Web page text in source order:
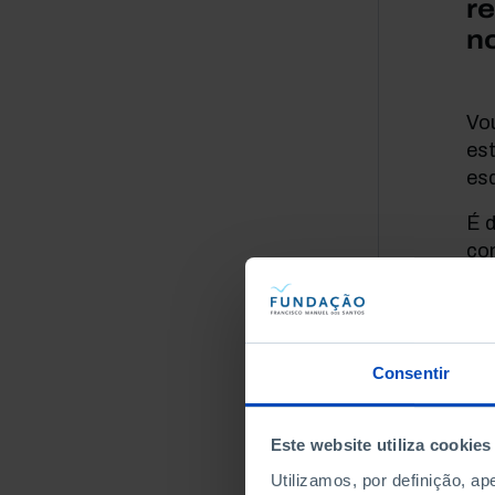
Consentir
Este website utiliza cookies
Utilizamos, por definição,
É